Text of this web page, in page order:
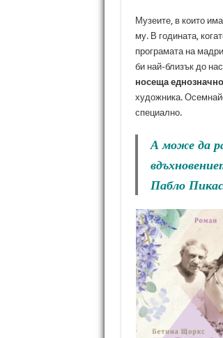
Музеите, в които
му. В годината,
програмата на
би най-близък до нас
носеща
художника.
специално.
А може да
Пабло